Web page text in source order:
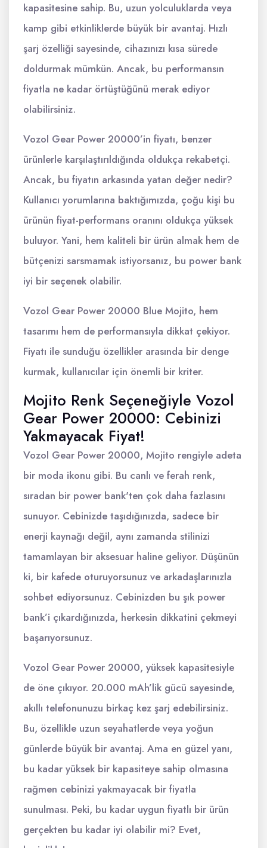
kapasitesine sahip. Bu, uzun yolculuklarda veya
kamp gibi etkinliklerde büyük bir avantaj. Hızlı
şarj özelliği sayesinde, cihazınızı kısa sürede
doldurmak mümkün. Ancak, bu performansın
fiyatla ne kadar örtüştüğünü merak ediyor
olabilirsiniz.
Vozol Gear Power 20000’in fiyatı, benzer
ürünlerle karşılaştırıldığında oldukça rekabetçi.
Ancak, bu fiyatın arkasında yatan değer nedir?
Kullanıcı yorumlarına baktığımızda, çoğu kişi bu
ürünün fiyat-performans oranını oldukça yüksek
buluyor. Yani, hem kaliteli bir ürün almak hem de
bütçenizi sarsmamak istiyorsanız, bu power bank
iyi bir seçenek olabilir.
Vozol Gear Power 20000 Blue Mojito, hem
tasarımı hem de performansıyla dikkat çekiyor.
Fiyatı ile sunduğu özellikler arasında bir denge
kurmak, kullanıcılar için önemli bir kriter.
Mojito Renk Seçeneğiyle Vozol
Gear Power 20000: Cebinizi
Yakmayacak Fiyat!
Vozol Gear Power 20000, Mojito rengiyle adeta
bir moda ikonu gibi. Bu canlı ve ferah renk,
sıradan bir power bank'ten çok daha fazlasını
sunuyor. Cebinizde taşıdığınızda, sadece bir
enerji kaynağı değil, aynı zamanda stilinizi
tamamlayan bir aksesuar haline geliyor. Düşünün
ki, bir kafede oturuyorsunuz ve arkadaşlarınızla
sohbet ediyorsunuz. Cebinizden bu şık power
bank’i çıkardığınızda, herkesin dikkatini çekmeyi
başarıyorsunuz.
Vozol Gear Power 20000, yüksek kapasitesiyle
de öne çıkıyor. 20.000 mAh’lik gücü sayesinde,
akıllı telefonunuzu birkaç kez şarj edebilirsiniz.
Bu, özellikle uzun seyahatlerde veya yoğun
günlerde büyük bir avantaj. Ama en güzel yanı,
bu kadar yüksek bir kapasiteye sahip olmasına
rağmen cebinizi yakmayacak bir fiyatla
sunulması. Peki, bu kadar uygun fiyatlı bir ürün
gerçekten bu kadar iyi olabilir mi? Evet,